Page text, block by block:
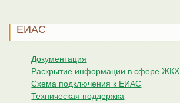
ЕИАС
Документация
Раскрытие информации в сфере ЖКХ
Схема подключения к ЕИАС
Техническая поддержка